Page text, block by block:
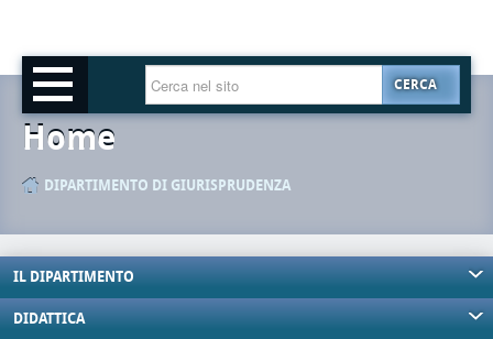
CERCA
Home
DIPARTIMENTO DI GIURISPRUDENZA
IL DIPARTIMENTO
DIDATTICA